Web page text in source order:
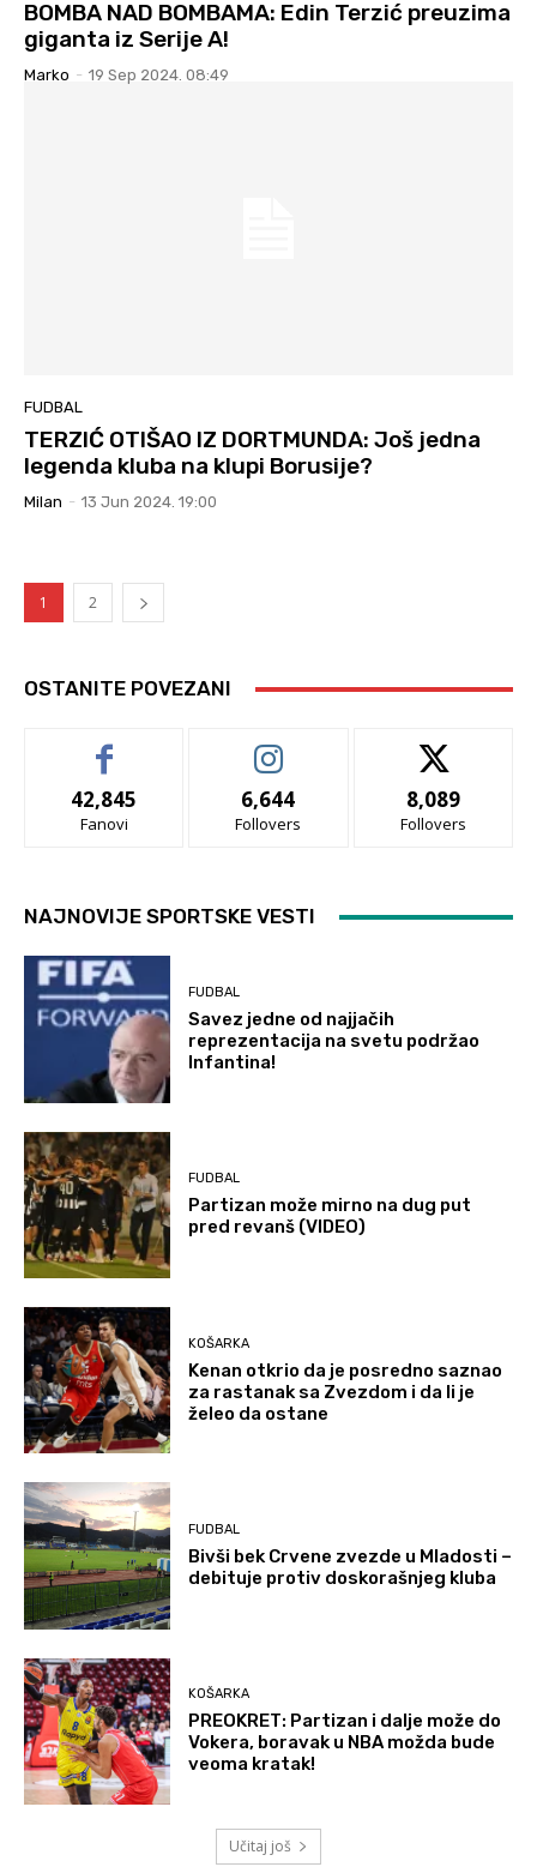
BOMBA NAD BOMBAMA: Edin Terzić preuzima
giganta iz Serije A!
Marko - 19 Sep 2024. 08:49
FUDBAL
TERZIĆ OTIŠAO IZ DORTMUNDA: Još jedna
legenda kluba na klupi Borusije?
Milan - 13 Jun 2024. 19:00
1 2
OSTANITE POVEZANI
42,845
Fanovi
6,644
Follovers
8,089
Follovers
NAJNOVIJE SPORTSKE VESTI
FUDBAL
Savez jedne od najjačih
reprezentacija na svetu podržao
Infantina!
FUDBAL
Partizan može mirno na dug put
pred revanš (VIDEO)
KOŠARKA
Kenan otkrio da je posredno saznao
za rastanak sa Zvezdom i da li je
želeo da ostane
FUDBAL
Bivši bek Crvene zvezde u Mladosti –
debituje protiv doskorašnjeg kluba
KOŠARKA
PREOKRET: Partizan i dalje može do
Vokera, boravak u NBA možda bude
veoma kratak!
Učitaj još